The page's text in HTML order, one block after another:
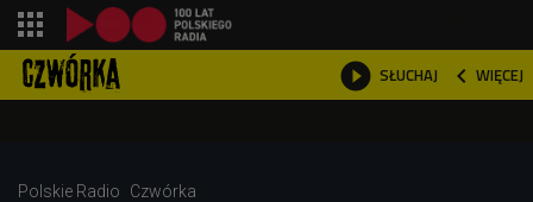
 SŁUCHAJ  WIĘCEJ

Polskie Radio
Czwórka